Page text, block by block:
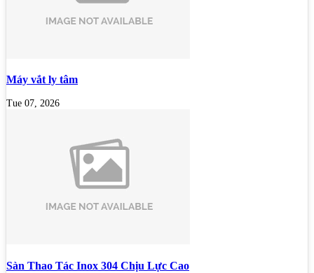
Máy vắt ly tâm
Tue 07, 2026
Sàn Thao Tác Inox 304 Chịu Lực Cao